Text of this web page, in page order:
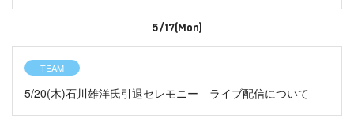
5/17(Mon)
TEAM
5/20(木)石川雄洋氏引退セレモニー ライブ配信について